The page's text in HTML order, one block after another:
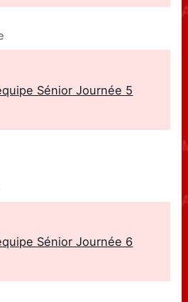
Sénior Journée 5
Sénior Journée 6